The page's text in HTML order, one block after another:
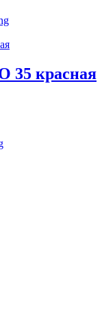
35 красная